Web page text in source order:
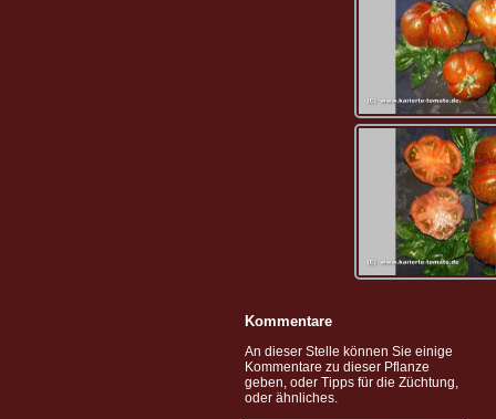
Kommentare
An dieser Stelle können Sie einige
Kommentare zu dieser Pflanze
geben, oder Tipps für die Züchtung,
oder ähnliches.